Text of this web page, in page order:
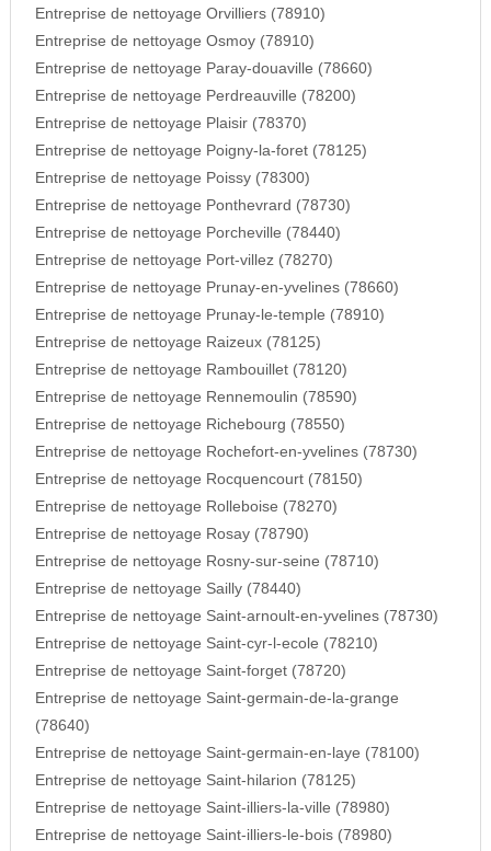
Entreprise de nettoyage Orvilliers (78910)
Entreprise de nettoyage Osmoy (78910)
Entreprise de nettoyage Paray-douaville (78660)
Entreprise de nettoyage Perdreauville (78200)
Entreprise de nettoyage Plaisir (78370)
Entreprise de nettoyage Poigny-la-foret (78125)
Entreprise de nettoyage Poissy (78300)
Entreprise de nettoyage Ponthevrard (78730)
Entreprise de nettoyage Porcheville (78440)
Entreprise de nettoyage Port-villez (78270)
Entreprise de nettoyage Prunay-en-yvelines (78660)
Entreprise de nettoyage Prunay-le-temple (78910)
Entreprise de nettoyage Raizeux (78125)
Entreprise de nettoyage Rambouillet (78120)
Entreprise de nettoyage Rennemoulin (78590)
Entreprise de nettoyage Richebourg (78550)
Entreprise de nettoyage Rochefort-en-yvelines (78730)
Entreprise de nettoyage Rocquencourt (78150)
Entreprise de nettoyage Rolleboise (78270)
Entreprise de nettoyage Rosay (78790)
Entreprise de nettoyage Rosny-sur-seine (78710)
Entreprise de nettoyage Sailly (78440)
Entreprise de nettoyage Saint-arnoult-en-yvelines (78730)
Entreprise de nettoyage Saint-cyr-l-ecole (78210)
Entreprise de nettoyage Saint-forget (78720)
Entreprise de nettoyage Saint-germain-de-la-grange
(78640)
Entreprise de nettoyage Saint-germain-en-laye (78100)
Entreprise de nettoyage Saint-hilarion (78125)
Entreprise de nettoyage Saint-illiers-la-ville (78980)
Entreprise de nettoyage Saint-illiers-le-bois (78980)